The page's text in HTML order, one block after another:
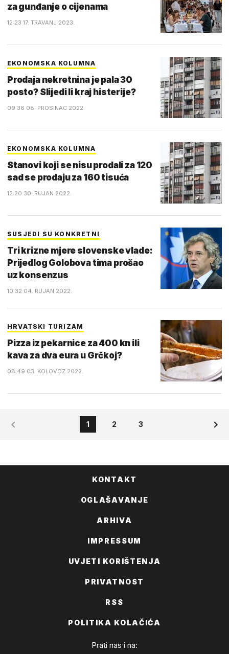
za gunđanje o cijenama
12:23 17. TRAVANJ 2023.
EKONOMSKA KOLUMNA
Prodaja nekretnina je pala 30
posto? Slijedi li kraj histerije?
09:36 08. PROSINAC 2022.
EKONOMSKA KOLUMNA
Stanovi koji se nisu prodali za 120
sad se prodaju za 160 tisuća
12:20 30. RUJAN 2022.
SUSJEDI SU KONKRETNI
Tri krizne mjere slovenske vlade:
Prijedlog Golobova tima prošao
uz konsenzus
10:32 04. RUJAN 2022.
HRVATSKI TURIZAM
Pizza iz pekarnice za 400 kn ili
kava za dva eura u Grčkoj?
08:49 03. KOLOVOZ 2022.
1 2 3
KONTAKT
OGLAŠAVANJE
ARHIVA
IMPRESSUM
UVJETI KORIŠTENJA
PRIVATNOST
RSS
POLITIKA KOLAČIĆA
Prati nas i na: